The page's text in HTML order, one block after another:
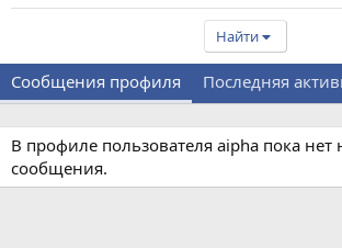
Найти
Сообщения профиля Последняя
В профиле пользователя aipha пока нет
сообщения.